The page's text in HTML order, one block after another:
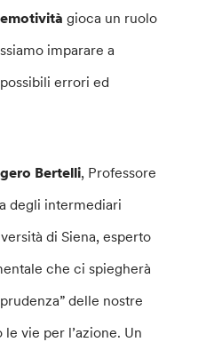
emotivitàgioca un ruolo
imparare a
errori ed
Bertelli, Professore
degli intermediari
di Siena, esperto
che ci spiegherà
delle nostre
vie per l’azione. Un